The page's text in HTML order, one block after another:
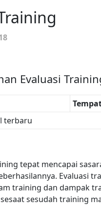
Evaluasi
terbaru
tepat mencapai
Evaluasi
training dan dampak
sesudah training